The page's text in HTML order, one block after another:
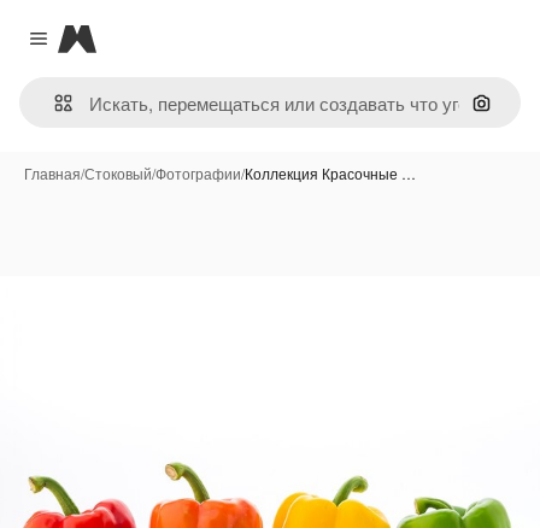
Close menu
Magnific
Поиск
Главная/Стоковый/Фотографии/Коллекция Красочные …